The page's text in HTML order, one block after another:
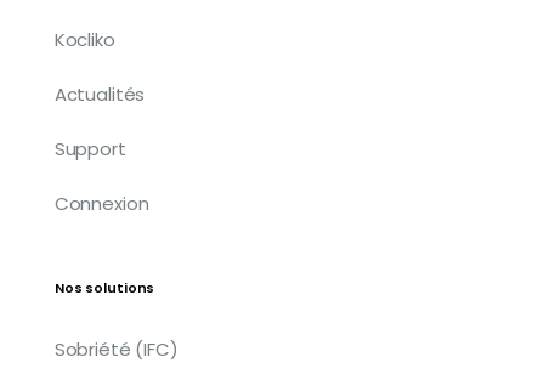
Kocliko
Actualités
Support
Connexion
Nos solutions
Sobriété (IFC)